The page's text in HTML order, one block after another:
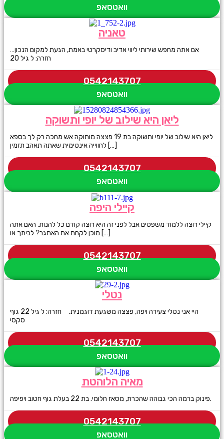
וואטסאפ
טאניה
אם אתה מחפש שירותי ליווי אדיב ודיסקרטי באמת, הגעת למקום הנכון…
חזרה: ל גיל 20
0542143707
וואטסאפ
ליאן היא שילוב של יופי ותשוקה
ליאן היא שילוב של יופי ותשוקה בת 19 פצצה מותוקה אש מחכה רק לך בספא
לחווייה אינטימית שאתה תאהב תזמין […]
0542143707
וואטסאפ
קיילי היפה
קיילי רוצה ללמוד משפטים אבל לפני זה היא רוצה קודם כל להנות, האם אתה
מוכן לקחת את האתגר? לביתך או […]
0542143707
וואטסאפ
נטלי
היי אני נטלי צעירה ויפה, פצצה משגעת דוגמנית. חזרה: ל גיל 22 גוף
סקסי
0542143707
וואטסאפ
מאיה הלוהטת
פינוק ברמה הכי גבוהה שהכרת, מסאז חלומי. בת 22 בעלת גוף חטוב ויפיפה.
0542143707
וואטסאפ